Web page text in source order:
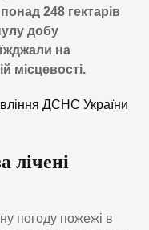
248 гектарів
добу
на
місцевості.
ДСНС України
лічені
погоду пожежі в